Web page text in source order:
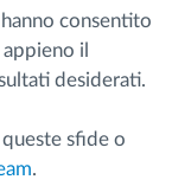
consentito
il
desiderati.
sfide o
.